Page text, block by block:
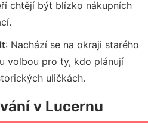
chtějí být blízko nákupních
: Nachází se na okraji starého
volbou pro ty, kdo plánují
uličkách.
v Lucernu